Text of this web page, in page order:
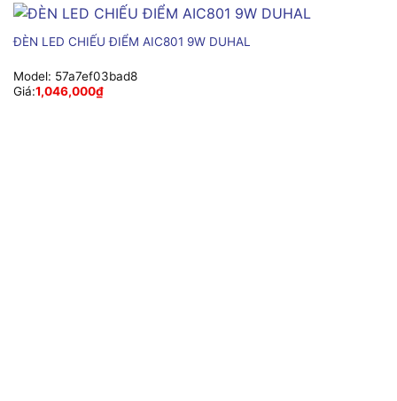
ĐÈN LED CHIẾU ĐIỂM AIC801 9W DUHAL
Model: 57a7ef03bad8
Giá:1,046,000₫